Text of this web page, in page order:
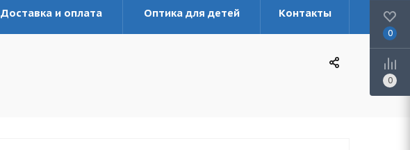
Доставка и оплата Оптика для детей Контакты
0
0